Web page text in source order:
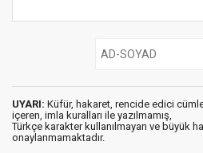
UYARI: Küfür, hakaret, rencide edici
içeren, imla kuralları ile yazılmamış,
Türkçe karakter kullanılmayan ve büyük
onaylanmamaktadır.